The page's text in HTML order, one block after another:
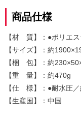
商品仕様
【材 質】：●ポリエス
【サイズ】：約
【梱 包】：約
【重 量】：約470g
【仕 様】：●耐水圧
【生産国】：中国